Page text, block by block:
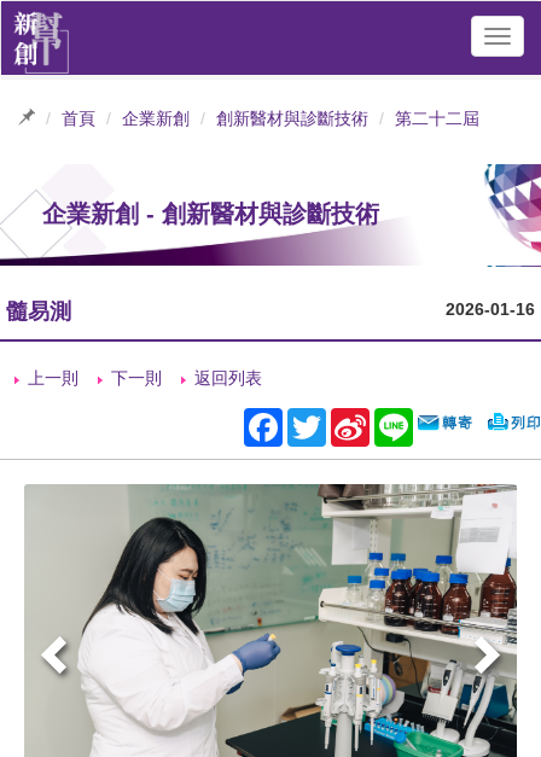
首頁 企業新創 創新醫材與診斷技術 第二十二屆
企業新創 - 創新醫材與診斷技術
髓易測 2026-01-16
上一則 下一則 返回列表
Facebook
TwitterSina
Weibo
Line